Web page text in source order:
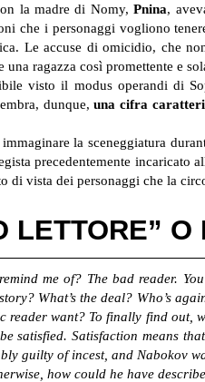
la madre di Nomy,Pnina,
che i personaggi vogliono
Le accuse di omicidio, che
ragazza così promettente e
visto il modus operandi di
dunque, una cifra
la sceneggiatura
precedentemente incaricato
di vista dei personaggi che la
LETTORE”
me of? The bad reader.
What’s the deal? Who’s
reader want? To finally find out,
satisfied. Satisfaction means
guilty of incest, and Nabokov
how could he have